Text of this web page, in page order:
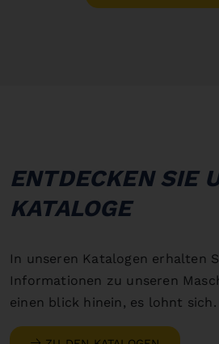
ENTDECKEN SIE
KATALOGE
In unseren Katalogen erhalten
Informationen zu unseren
einen blick hinein, es lohnt sich.